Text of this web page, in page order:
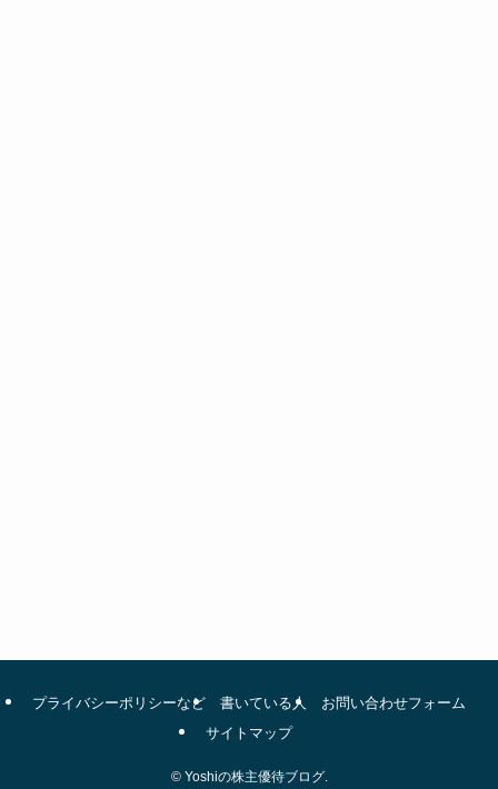
プライバシーポリシーなど 書いている人
お問い合わせフォーム
サイトマップ
©Yoshiの株主優待ブログ.